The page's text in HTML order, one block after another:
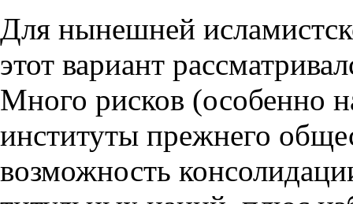
Для нынешней
этот вариант
Много рисков (особенно
институты прежнего
возможность